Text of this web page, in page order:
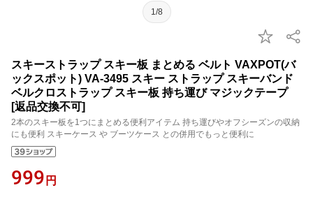
1/8
スキーストラップ スキー板 まとめる ベルト VAXPOT(バ
ックスポット) VA-3495 スキー ストラップ スキーバンド
ベルクロストラップ スキー板 持ち運び マジックテープ
[返品交換不可]
2本のスキー板を1つにまとめる便利アイテム 持ち運びやオフシーズンの収納
にも便利 スキーケース や ブーツケース との併用でもっと便利に
999 円